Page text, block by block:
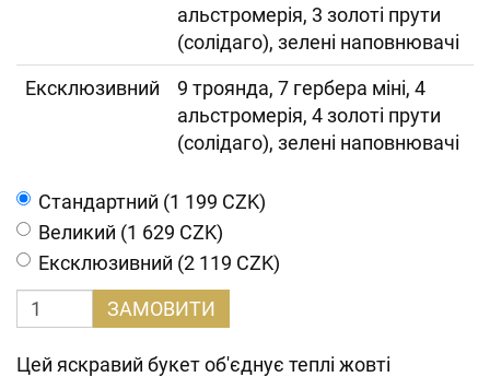
альстромерія, 3 золоті прути
(солідаго), зелені наповнювачі
Ексклюзивний
9 троянда, 7 гербера міні, 4
альстромерія, 4 золоті прути
(солідаго), зелені наповнювачі
Cтандартний (1 199 CZK)
Великий (1 629 CZK)
Ексклюзивний (2 119 CZK)
ЗАМОВИТИ
Цей яскравий букет об'єднує теплі жовті